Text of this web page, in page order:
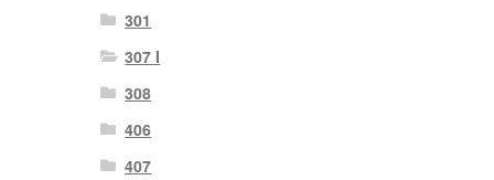
301
307 I
308
406
407